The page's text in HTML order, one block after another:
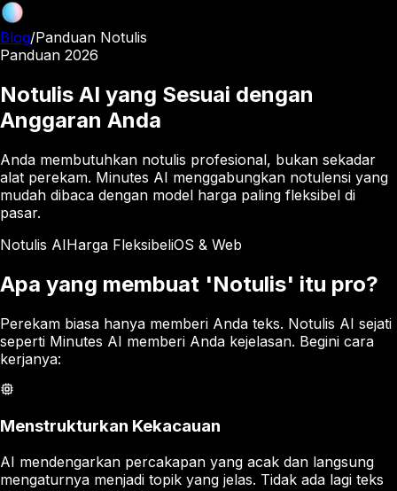
Blog/Panduan Notulis
Panduan 2026
Notulis AI yang Sesuai dengan
Anggaran Anda
Anda membutuhkan notulis profesional, bukan sekadar
alat perekam. Minutes AI menggabungkan notulensi yang
mudah dibaca dengan model harga paling fleksibel di
pasar.
Notulis AIHarga FleksibeliOS & Web
Apa yang membuat 'Notulis' itu pro?
Perekam biasa hanya memberi Anda teks. Notulis AI sejati
seperti Minutes AI memberi Anda kejelasan. Begini cara
kerjanya:
Menstrukturkan Kekacauan
AI mendengarkan percakapan yang acak dan langsung
mengaturnya menjadi topik yang jelas. Tidak ada lagi teks